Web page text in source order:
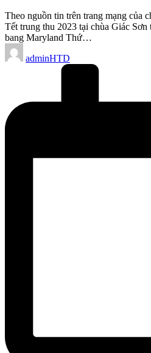
Theo nguồn tin trên trang mạng của
Tết trung thu 2023 tại chùa Giác
bang Maryland Thứ…
Posted
by
adminHTD